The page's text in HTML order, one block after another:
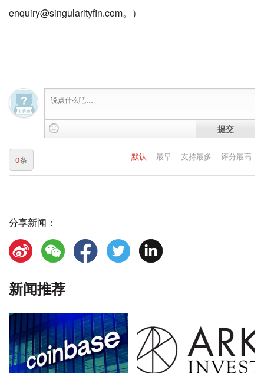
enquiry@singularityfin.com。）
提交
默认 最早 支持最多 评分最高
0条
分享新闻：
新闻推荐